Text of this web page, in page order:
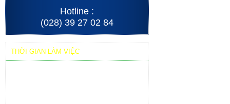
Hotline :
(028) 39 27 02 84
THỜI GIAN LÀM VIỆC